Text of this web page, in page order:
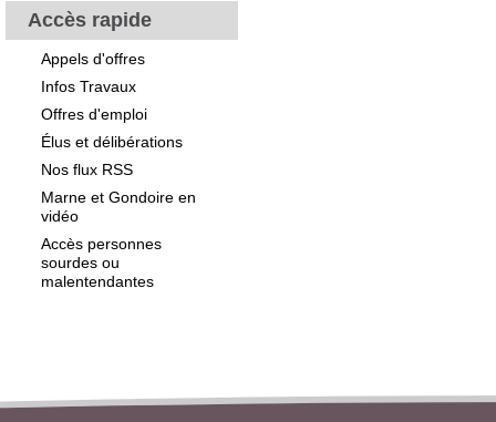
Accès rapide
Appels d'offres
Infos Travaux
Offres d'emploi
Élus et délibérations
Nos flux RSS
Marne et Gondoire en
vidéo
Accès personnes
sourdes ou
malentendantes